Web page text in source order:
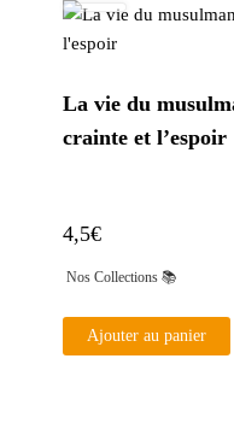
La vie du
crainte et l’espoir
4,5€
Nos Collections 📚
Ajouter au panier